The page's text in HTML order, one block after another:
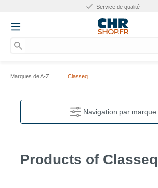
Service de qualité
Marques de A-Z Classeq
Navigation par marque
Products of Classeq